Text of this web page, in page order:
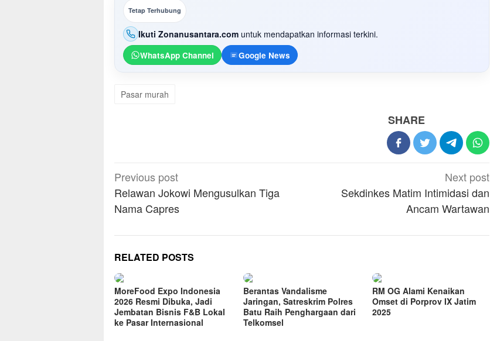
Tetap Terhubung
Ikuti Zonanusantara.com untuk mendapatkan informasi terkini.
WhatsApp Channel Google News
Pasar murah
SHARE
Post
navigation
Previous post
Relawan Jokowi Mengusulkan Tiga
Nama Capres
Next post
Sekdinkes Matim Intimidasi dan
Ancam Wartawan
RELATED POSTS
MoreFood Expo Indonesia
2026 Resmi Dibuka, Jadi
Jembatan Bisnis F&B Lokal
ke Pasar Internasional
Berantas Vandalisme
Jaringan, Satreskrim Polres
Batu Raih Penghargaan dari
Telkomsel
RM OG Alami Kenaikan
Omset di Porprov IX Jatim
2025